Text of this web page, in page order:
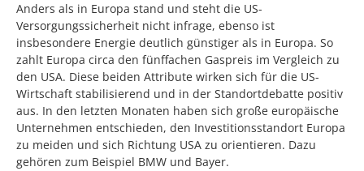
Anders als in Europa stand und steht die US-
Versorgungssicherheit nicht infrage, ebenso ist
insbesondere Energie deutlich günstiger als in Europa. So
zahlt Europa circa den fünffachen Gaspreis im Vergleich zu
den USA. Diese beiden Attribute wirken sich für die US-
Wirtschaft stabilisierend und in der Standortdebatte positiv
aus. In den letzten Monaten haben sich große europäische
Unternehmen entschieden, den Investitionsstandort Europa
zu meiden und sich Richtung USA zu orientieren. Dazu
gehören zum Beispiel BMW und Bayer.